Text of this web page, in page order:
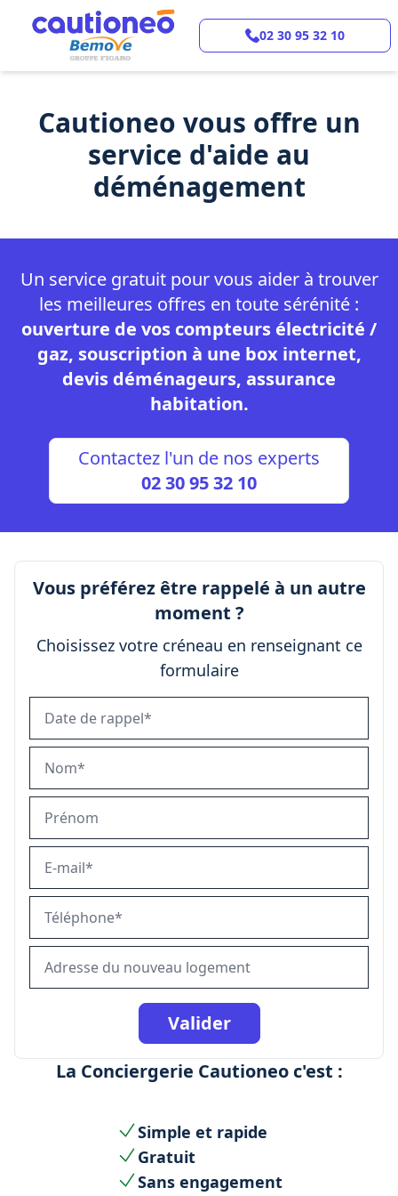
02 30 95 32 10
Cautioneo vous offre un
service d'aide au
déménagement
Un service gratuit pour vous aider à trouver
les meilleures offres en toute sérénité :
ouverture de vos compteurs électricité /
gaz, souscription à une box internet,
devis déménageurs, assurance
habitation.
Contactez l'un de nos experts
02 30 95 32 10
Vous préférez être rappelé à un autre
moment ?
Choisissez votre créneau en renseignant ce
formulaire
La Conciergerie Cautioneo c'est :
Simple et rapide
Gratuit
Sans engagement